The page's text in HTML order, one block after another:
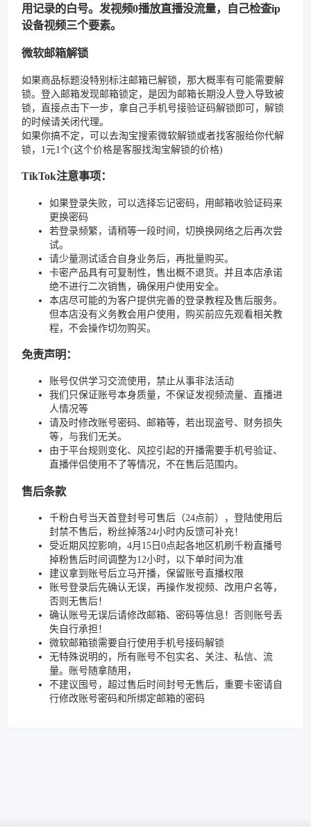
用记录的白号。发视频0播放直播没流量，自己检查ip
设备视频三个要素。
微软邮箱解锁
如果商品标题没特别标注邮箱已解锁，那大概率有可能需要解
锁。登入邮箱发现邮箱锁定，是因为邮箱长期没人登入导致被
锁，直接点击下一步，拿自己手机号接验证码解锁即可，解锁
的时候请关闭代理。
如果你搞不定，可以去淘宝搜索微软解锁或者找客服给你代解
锁，1元1个(这个价格是客服找淘宝解锁的价格)
TikTok注意事项：
如果登录失败，可以选择忘记密码，用邮箱收验证码来
更换密码
若登录频繁，请稍等一段时间，切换换网络之后再次尝
试。
请少量测试适合自身业务后，再批量购买。
卡密产品具有可复制性，售出概不退货。并且本店承诺
绝不进行二次销售，确保用户使用安全。
本店尽可能的为客户提供完善的登录教程及售后服务。
但本店没有义务教会用户使用，购买前应先观看相关教
程，不会操作切勿购买。
免责声明：
账号仅供学习交流使用，禁止从事非法活动
我们只保证账号本身质量，不保证发视频流量、直播进
人情况等
请及时修改账号密码、邮箱等，若出现盗号、财务损失
等，与我们无关。
由于平台规则变化、风控引起的开播需要手机号验证、
直播伴侣使用不了等情况，不在售后范围内。
售后条款
千粉白号当天首登封号可售后（24点前），登陆使用后
封禁不售后，粉丝掉落24小时内反馈可补充！
受近期风控影响，4月15日0点起各地区机刷千粉直播号
掉粉售后时间调整为12小时，以下单时间为准
建议拿到账号后立马开播，保留账号直播权限
账号登录后先确认无误，再操作发视频、改用户名等，
否则无售后！
确认账号无误后请修改邮箱、密码等信息！否则账号丢
失自行承担！
微软邮箱锁需要自行使用手机号接码解锁
无特殊说明的，所有账号不包实名、关注、私信、流
量。账号随拿随用，
不建议囤号，超过售后时间封号无售后，重要卡密请自
行修改账号密码和所绑定邮箱的密码